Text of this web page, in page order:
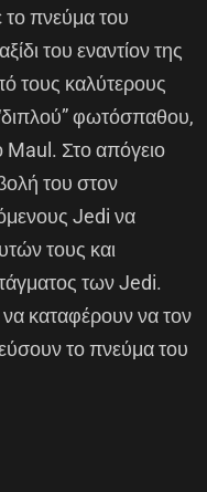
το πνεύμα του
του εναντίον της
τους καλύτερους
φωτόσπαθου,
Maul. Στο απόγειο
του στον
Jedi να
τους και
των Jedi.
καταφέρουν να τον
το πνεύμα του